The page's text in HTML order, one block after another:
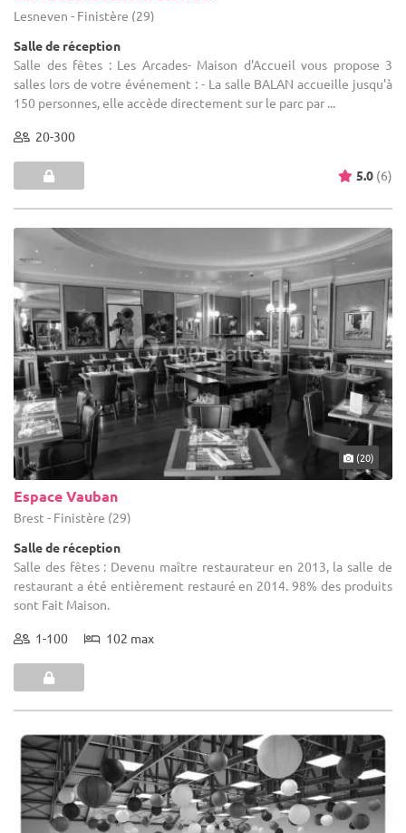
Lesneven - Finistère (29)
Salle de réception
Salle des fêtes : Les Arcades- Maison d'Accueil vous propose 3
salles lors de votre événement : - La salle BALAN accueille jusqu'à
150 personnes, elle accède directement sur le parc par ...
20-300
5.0 (6)
(20)
Espace Vauban
Brest - Finistère (29)
Salle de réception
Salle des fêtes : Devenu maître restaurateur en 2013, la salle de
restaurant a été entièrement restauré en 2014. 98% des produits
sont Fait Maison.
1-100 102 max